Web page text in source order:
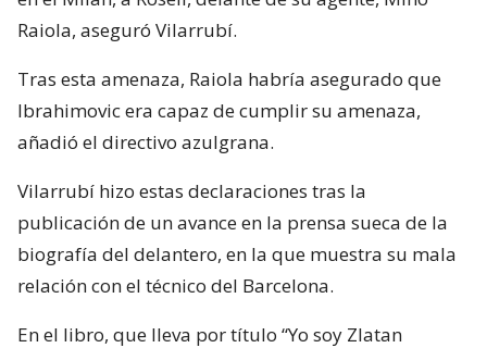
Raiola, aseguró Vilarrubí.
Tras esta amenaza, Raiola habría asegurado que
Ibrahimovic era capaz de cumplir su amenaza,
añadió el directivo azulgrana.
Vilarrubí hizo estas declaraciones tras la
publicación de un avance en la prensa sueca de la
biografía del delantero, en la que muestra su mala
relación con el técnico del Barcelona.
En el libro, que lleva por título “Yo soy Zlatan